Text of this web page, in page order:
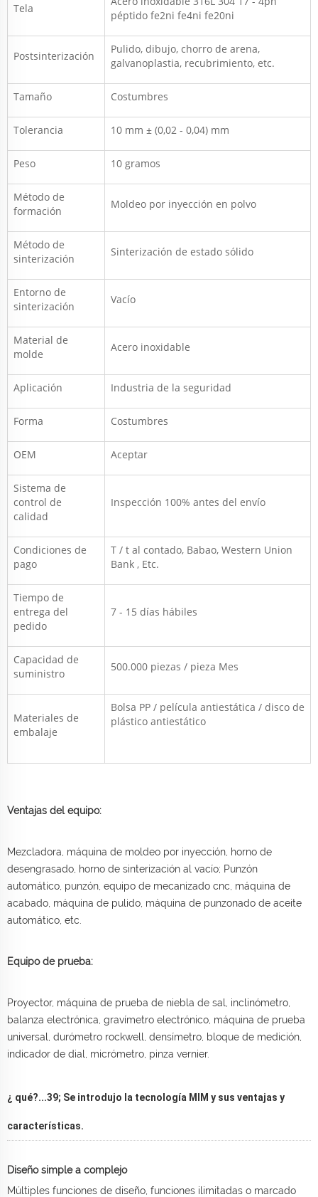
Tela
péptido fe2ni fe4ni fe20ni
Postsinterización
Pulido, dibujo, chorro de arena,
galvanoplastia, recubrimiento, etc.
Tamaño Costumbres
Tolerancia 10 mm ± (0,02 - 0,04) mm
Peso 10 gramos
Método de
formación
Moldeo por inyección en polvo
Método de
sinterización
Sinterización de estado sólido
Entorno de
sinterización
Vacío
Material de
molde
Acero inoxidable
Aplicación Industria de la seguridad
Forma Costumbres
OEM Aceptar
Sistema de
control de
calidad
Inspección 100% antes del envío
Condiciones de
pago
T / t al contado, Babao, Western Union
Bank , Etc.
Tiempo de
entrega del
pedido
7 - 15 días hábiles
Capacidad de
suministro
500.000 piezas / pieza Mes
Materiales de
embalaje
Bolsa PP / película antiestática / disco de
plástico antiestático
Ventajas del equipo:
Mezcladora, máquina de moldeo por inyección, horno de
desengrasado, horno de sinterización al vacío; Punzón
automático, punzón, equipo de mecanizado cnc, máquina de
acabado, máquina de pulido, máquina de punzonado de aceite
automático, etc.
Equipo de prueba:
Proyector, máquina de prueba de niebla de sal, inclinómetro,
balanza electrónica, gravímetro electrónico, máquina de prueba
universal, durómetro rockwell, densímetro, bloque de medición,
indicador de dial, micrómetro, pinza vernier.
¿ qué?...39; Se introdujo la tecnología MIM y sus ventajas y
características.
Diseño simple a complejo
Múltiples funciones de diseño, funciones ilimitadas o marcado